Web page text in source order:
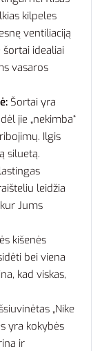
kilpeles
ventiliaciją
šortai idealiai
vasaros
Šortai yra
jie „nekimba“
Ilgis
siluetą.
leidžia
Jums
kišenės
bei viena
kad viskas,
„Nike
yra kokybės
ir